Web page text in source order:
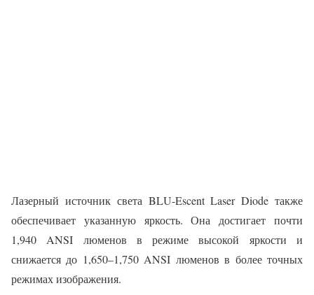
Лазерный источник света BLU-Escent Laser Diode также
обеспечивает указанную яркость. Она достигает почти
1,940 ANSI люменов в режиме высокой яркости и
снижается до 1,650–1,750 ANSI люменов в более точных
режимах изображения.